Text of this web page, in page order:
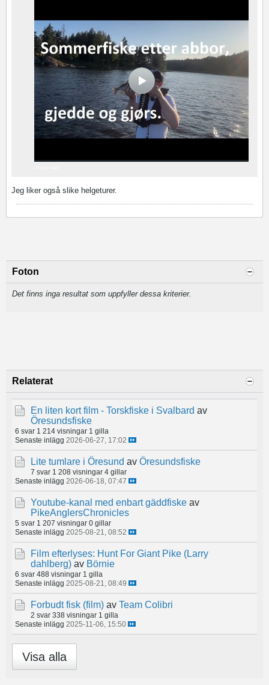
Jeg liker også slike helgeturer.
Foton
Det finns inga resultat som uppfyller dessa kriterier.
Relaterat
En liten kort film - Torskfiske i Svalbard av
Öresundsfiske
6 svar 1 214 visningar 1 gilla
Senaste inlägg 2026-06-27, 17:02
Lite tumlare i Öresund av Öresundsfiske
7 svar 1 208 visningar 4 gillar
Senaste inlägg 2026-06-18, 07:47
Youtube-kanal med enbart gäddfiske av
PikeAnglersChronicles
5 svar 1 207 visningar 0 gillar
Senaste inlägg 2025-08-21, 08:52
Film efterlyses: Hunt For Giant Pike (Larry
dahlberg) av Börnie
6 svar 488 visningar 1 gilla
Senaste inlägg 2025-08-21, 08:49
Forbudt fisk (film) av Team Colibri
2 svar 338 visningar 1 gilla
Senaste inlägg 2025-11-06, 15:50
Visa alla